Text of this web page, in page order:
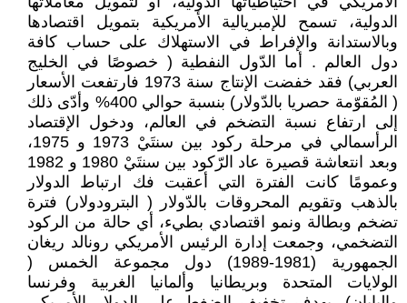
الدولية، تسمح للإمبريالية الأمريكية بتمويل اقتصادها
وبالاستدانة والإفراط في الاستهلاك على حساب كافة
دول العالم . أما الدّول النفطية ( خصوصًا في الخليج
العربي) فقد خفضت الإنتاج سنة 1973 فارتفعت الأسعار
( المُقوّمة حصريا بالدّولار) بنسبة حوالي 400% وأدّى ذلك
إلى ارتفاع نسبة التضخم في العالم، ودخول الإقتصاد
الرأسمالي في مرحلة ركود بين سنتَيْ 1973 و 1975،
وبعد انتعاشة قصيرة عاد الرّكود بين سنتَيْ 1980 و 1982
وعمومًا كانت الفترة التي أعقبت فك ارتباط الدولار
بالذهب وتقويم المحروقات بالدّولار ( البترودولار) فترة
تضخم وبطالة ونمو اقتصادي بطيء، أي حالة من الركود
التضخمي، وجمعت إدارة الرئيس الأمريكي رونالد ريغان
الجمهورية (1981-1989) دول مجموعة الخمس (
الولايات المتحدة وبريطانيا وألمانيا الغربية وفرنسا